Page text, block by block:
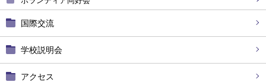
国際交流
学校説明会
アクセス